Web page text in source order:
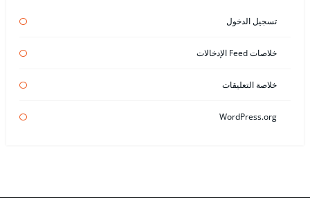
تسجيل الدخول
خلاصات Feed الإدخالات
خلاصة التعليقات
WordPress.org